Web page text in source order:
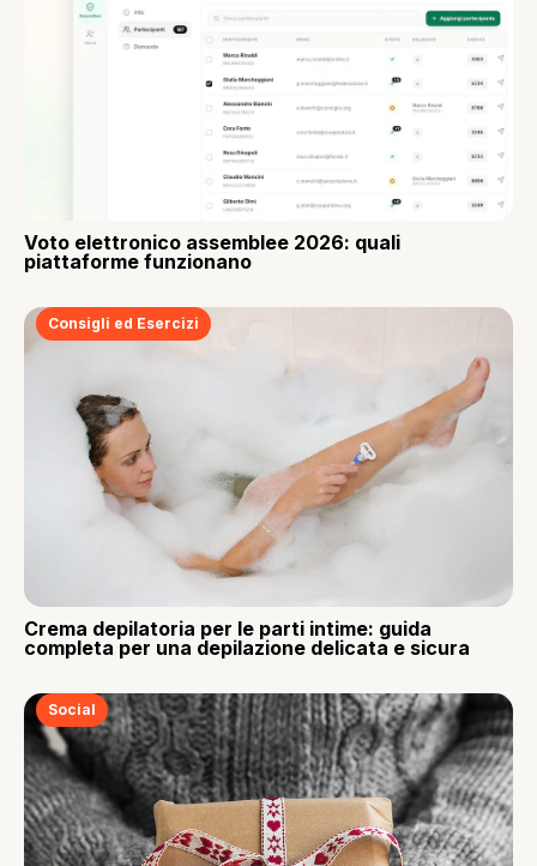
Voto elettronico assemblee 2026: quali
piattaforme funzionano
Consigli ed Esercizi
Crema depilatoria per le parti intime: guida
completa per una depilazione delicata e sicura
Social